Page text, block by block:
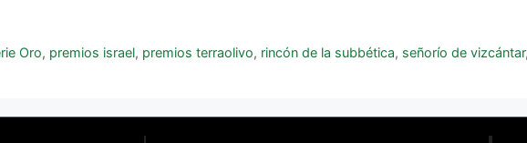
Oro, premios israel, premios terraolivo, rincón de la subbética, señorío de vizcántar